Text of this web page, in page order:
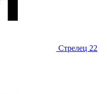
Стрелец 22